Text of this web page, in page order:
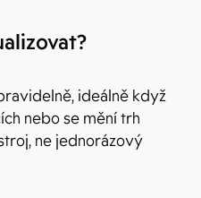
ideálně když
nebo se mění trh
ne jednorázový